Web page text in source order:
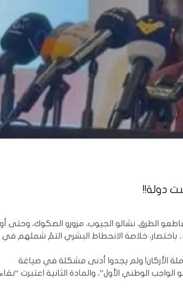
دولة!!
الطرق، نشالو الجيوب، مزورو الصكوك، وحتى
باختصار، خلاصة الانحطاط البشري التمّ شملهم في
الأركان! ولم يجدوا أدنى مشكلة في صياغة
الوطني الأول”، والمادة الثانية اعتبرت “نقاء